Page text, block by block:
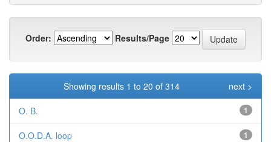
Order: Results/Page
Showing results 1 to 20 of 314 next >
O. B. 1
O.O.D.A. loop 1